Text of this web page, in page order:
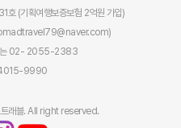
(기획여행보증보험 2억원 가입)
는 02- 2055-2383
9990
래블. All right reserved.